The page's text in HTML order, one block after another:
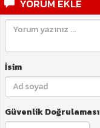
YORUM EKLE
İsim
Güvenlik Doğrulaması